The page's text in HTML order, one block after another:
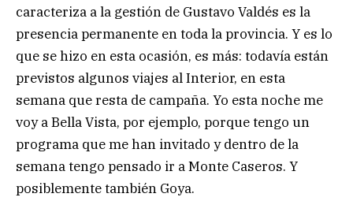
caracteriza a la gestión de Gustavo Valdés es la
presencia permanente en toda la provincia. Y es lo
que se hizo en esta ocasión, es más: todavía están
previstos algunos viajes al Interior, en esta
semana que resta de campaña. Yo esta noche me
voy a Bella Vista, por ejemplo, porque tengo un
programa que me han invitado y dentro de la
semana tengo pensado ir a Monte Caseros. Y
posiblemente también Goya.